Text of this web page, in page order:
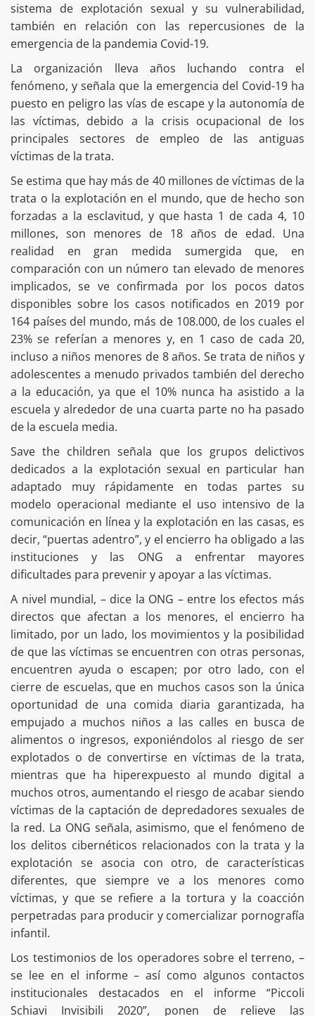
sistema de explotación sexual y su vulnerabilidad,
también en relación con las repercusiones de la
emergencia de la pandemia Covid-19.
La organización lleva años luchando contra el
fenómeno, y señala que la emergencia del Covid-19 ha
puesto en peligro las vías de escape y la autonomía de
las víctimas, debido a la crisis ocupacional de los
principales sectores de empleo de las antiguas
víctimas de la trata.
Se estima que hay más de 40 millones de víctimas de la
trata o la explotación en el mundo, que de hecho son
forzadas a la esclavitud, y que hasta 1 de cada 4, 10
millones, son menores de 18 años de edad. Una
realidad en gran medida sumergida que, en
comparación con un número tan elevado de menores
implicados, se ve confirmada por los pocos datos
disponibles sobre los casos notificados en 2019 por
164 países del mundo, más de 108.000, de los cuales el
23% se referían a menores y, en 1 caso de cada 20,
incluso a niños menores de 8 años. Se trata de niños y
adolescentes a menudo privados también del derecho
a la educación, ya que el 10% nunca ha asistido a la
escuela y alrededor de una cuarta parte no ha pasado
de la escuela media.
Save the children señala que los grupos delictivos
dedicados a la explotación sexual en particular han
adaptado muy rápidamente en todas partes su
modelo operacional mediante el uso intensivo de la
comunicación en línea y la explotación en las casas, es
decir, “puertas adentro”, y el encierro ha obligado a las
instituciones y las ONG a enfrentar mayores
dificultades para prevenir y apoyar a las víctimas.
A nivel mundial, – dice la ONG – entre los efectos más
directos que afectan a los menores, el encierro ha
limitado, por un lado, los movimientos y la posibilidad
de que las víctimas se encuentren con otras personas,
encuentren ayuda o escapen; por otro lado, con el
cierre de escuelas, que en muchos casos son la única
oportunidad de una comida diaria garantizada, ha
empujado a muchos niños a las calles en busca de
alimentos o ingresos, exponiéndolos al riesgo de ser
explotados o de convertirse en víctimas de la trata,
mientras que ha hiperexpuesto al mundo digital a
muchos otros, aumentando el riesgo de acabar siendo
víctimas de la captación de depredadores sexuales de
la red. La ONG señala, asimismo, que el fenómeno de
los delitos cibernéticos relacionados con la trata y la
explotación se asocia con otro, de características
diferentes, que siempre ve a los menores como
víctimas, y que se refiere a la tortura y la coacción
perpetradas para producir y comercializar pornografía
infantil.
Los testimonios de los operadores sobre el terreno, –
se lee en el informe – así como algunos contactos
institucionales destacados en el informe “Piccoli
Schiavi Invisibili 2020”, ponen de relieve las